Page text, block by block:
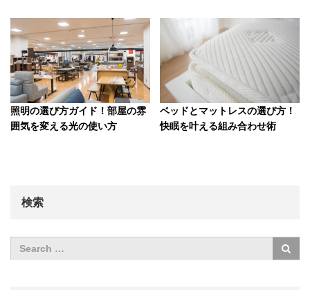
照明の選び方ガイド！部屋の雰
囲気を変える光の使い方
ベッドとマットレスの選び方！
快眠を叶える組み合わせ術
検索